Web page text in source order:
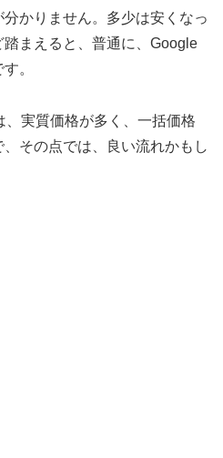
かりません。多少は安くなっ
まえると、普通に、Google
。
実質価格が多く、一括価格
その点では、良い流れかもし